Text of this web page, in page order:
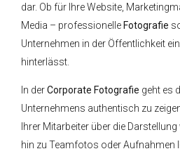
dar. Ob für Ihre Website,
Media – professionelle Fotografie
Unternehmen in der Öffentlichkeit
hinterlässt.
In derCorporate Fotografie geht es
Unternehmens authentisch zu
Ihrer Mitarbeiter über die
hin zu Teamfotos oder Aufnahmen